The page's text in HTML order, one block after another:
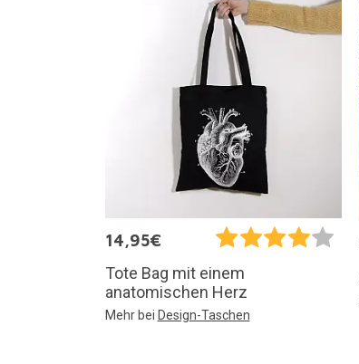
14,95€
Tote Bag mit einem
anatomischen Herz
Mehr bei Design-Taschen